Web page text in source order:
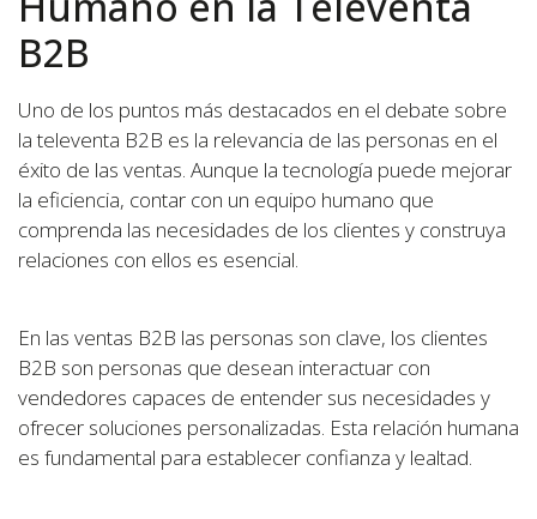
B2B
Uno de los puntos más destacados en el debate sobre
la televenta B2B es la relevancia de las personas en el
éxito de las ventas. Aunque la tecnología puede mejorar
la eficiencia, contar con un equipo humano que
comprenda las necesidades de los clientes y construya
relaciones con ellos es esencial.
En las ventas B2B las personas son clave, los clientes
B2B son personas que desean interactuar con
vendedores capaces de entender sus necesidades y
ofrecer soluciones personalizadas. Esta relación humana
es fundamental para establecer confianza y lealtad.